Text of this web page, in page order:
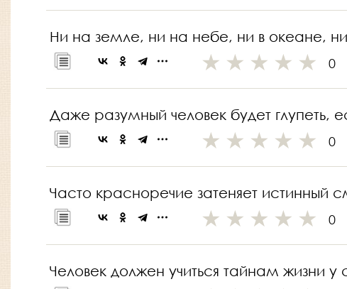
Ни на земле, ни на небе, ни в океане,
0
Даже разумный человек будет глупеть,
0
Часто красноречие затеняет истинный
0
Человек должен учиться тайнам жизни